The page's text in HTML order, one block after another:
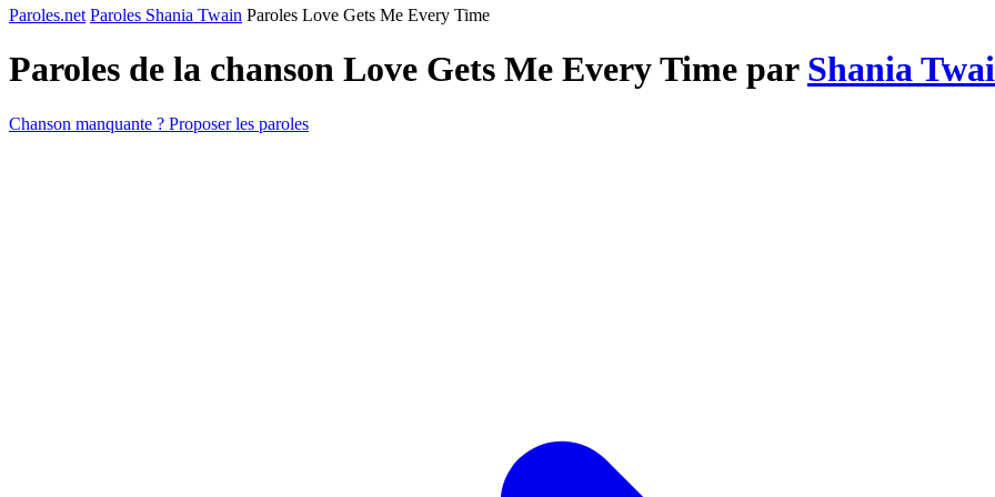
Paroles.net Paroles Shania Twain Paroles Love Gets Me Every Time
Paroles de la chanson Love Gets Me Every Time par Shania
Chanson manquante ? Proposer les paroles